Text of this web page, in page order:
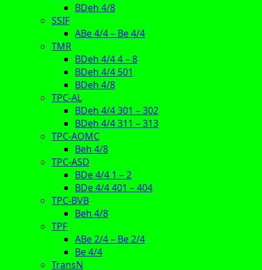
BDeh 4/8
SSIF
ABe 4/4 – Be 4/4
TMR
BDeh 4/4 4 – 8
BDeh 4/4 501
BDeh 4/8
TPC-AL
BDeh 4/4 301 – 302
BDeh 4/4 311 – 313
TPC-AOMC
Beh 4/8
TPC-ASD
BDe 4/4 1 – 2
BDe 4/4 401 – 404
TPC-BVB
Beh 4/8
TPF
ABe 2/4 – Be 2/4
Be 4/4
TransN